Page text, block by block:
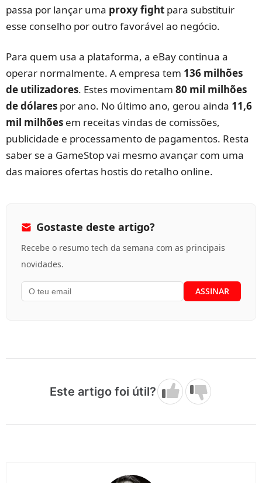
passa por lançar uma proxy fight para substituir
esse conselho por outro favorável ao negócio.
Para quem usa a plataforma, a eBay continua a
operar normalmente. A empresa tem 136 milhões
de utilizadores. Estes movimentam 80 mil milhões
de dólares por ano. No último ano, gerou ainda 11,6
mil milhões em receitas vindas de comissões,
publicidade e processamento de pagamentos. Resta
saber se a GameStop vai mesmo avançar com uma
das maiores ofertas hostis do retalho online.
Gostaste deste artigo?
Recebe o resumo tech da semana com as principais
novidades.
Este artigo foi útil?